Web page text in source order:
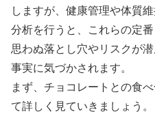
しますが、健康管理や体質
分析を行うと、これらの定
思わぬ落とし穴やリスクが
事実に気づかされます。
まず、チョコレートとの食
て詳しく見ていきましょう。